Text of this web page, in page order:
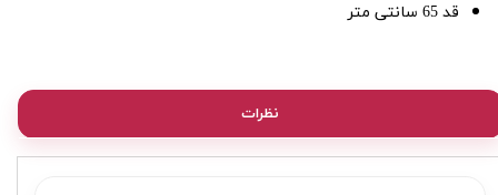
قد 65 سانتی متر
نظرات